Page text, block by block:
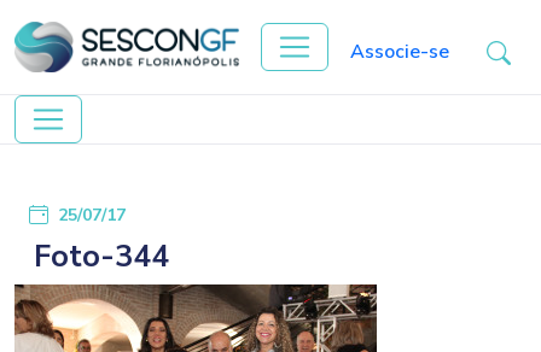
Associe-se
25/07/17
Foto-344